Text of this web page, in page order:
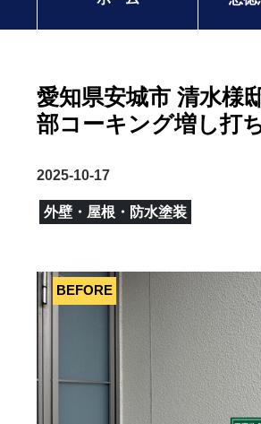
愛知県安城市 清水様
部コーキング増し打
2025-10-17
外壁・屋根・防水塗装